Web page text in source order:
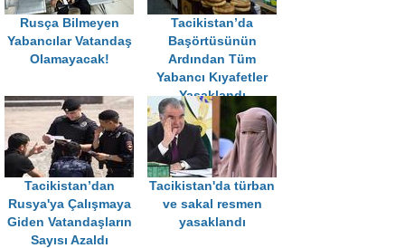
Rusça Bilmeyen
Yabancılar Vatandaş
Olamayacak!
Tacikistan’da
Başörtüsünün
Ardından Tüm
Yabancı Kıyafetler
Yasaklandı
Tacikistan’dan
Rusya'ya Çalışmaya
Giden Vatandaşların
Sayısı Azaldı
Tacikistan'da türban
ve sakal resmen
yasaklandı